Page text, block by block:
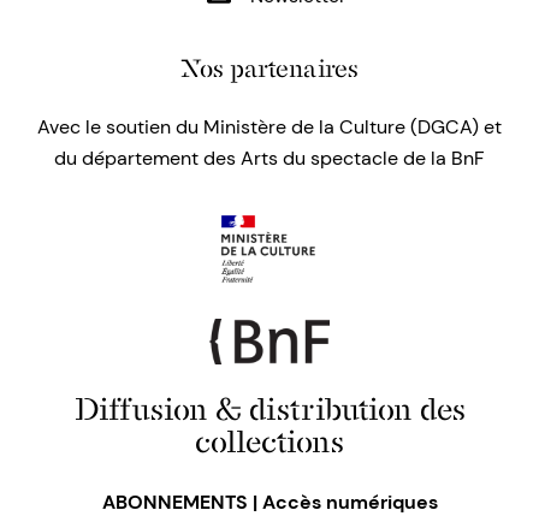
Nos partenaires
Avec le soutien du Ministère de la Culture (DGCA) et
du département des Arts du spectacle de la BnF
Diffusion & distribution des
collections
ABONNEMENTS | Accès numériques